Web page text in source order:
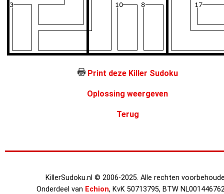
Print deze Killer Sudoku
Oplossing weergeven
Terug
KillerSudoku.nl © 2006-2025. Alle rechten
Onderdeel van Echion, KvK 50713795, BTW